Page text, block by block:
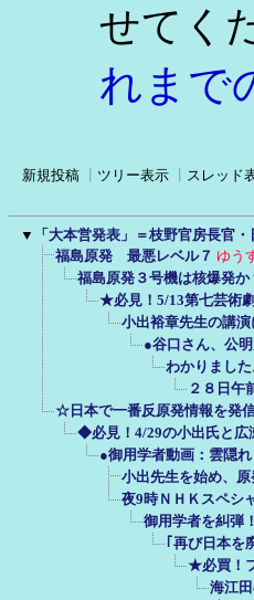
せてく
れまで
新規投稿 ツリー表示 スレッド
▼ 「大本営発表」＝枝野官房長官
福島原発 最悪レベル７ ゆう
福島原発３号機は核爆発か
★必見！5/13第七芸術
小出裕章先生の講
●谷口さん、公
わかりまし
２８日午
☆日本で一番反原発情報を発
◆必見！4/29の小出氏と広
●御用学者動画：雲隠
小出先生を始め、原
夜9時ＮＨＫスペシ
御用学者を糾弾
｢再び日本を
★必買！
海江